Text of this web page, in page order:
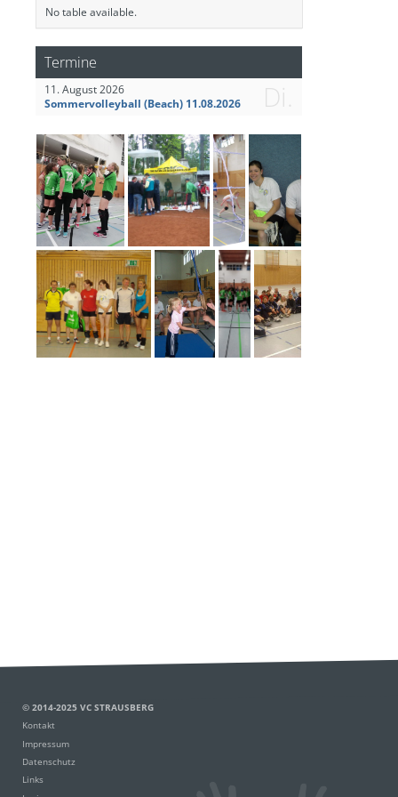
No table available.
Termine
Di.
11. August 2026
Sommervolleyball (Beach) 11.08.2026
© 2014-2025 VC STRAUSBERG
Kontakt
Impressum
Datenschutz
Links